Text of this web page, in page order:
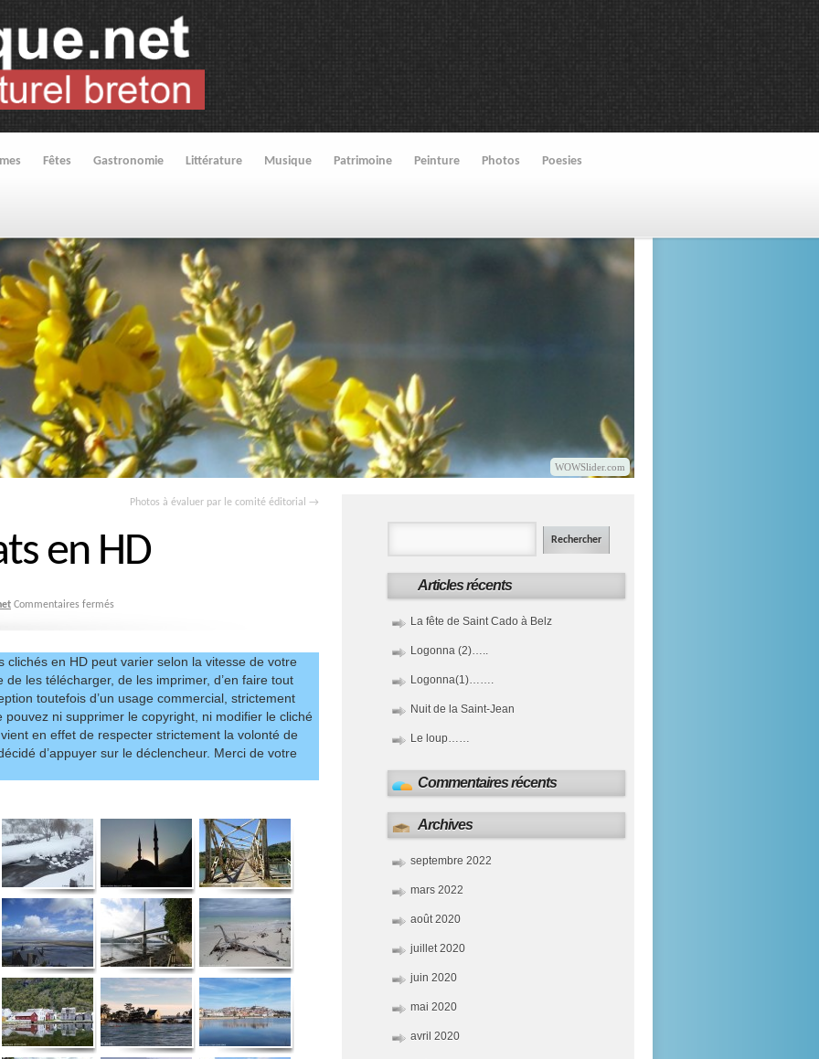
Fêtes Gastronomie Littérature Musique Patrimoine Peinture Photos Poesies
WOWSlider.com
Photos à évaluer par le comité éditorial →
en HD
Commentaires fermés
clichés en HD peut varier selon la vitesse de votre
les télécharger, de les imprimer, d’en faire tout
toutefois d’un usage commercial, strictement
ni supprimer le copyright, ni modifier le cliché
en effet de respecter strictement la volonté de
d’appuyer sur le déclencheur. Merci de votre
Articles récents
La fête de Saint Cado à Belz
Logonna (2)…..
Logonna(1)…….
Nuit de la Saint-Jean
Le loup……
Commentaires récents
Archives
septembre 2022
mars 2022
août 2020
juillet 2020
juin 2020
mai 2020
avril 2020